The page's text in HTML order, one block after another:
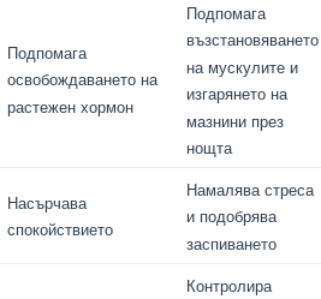
Подпомага
освобождаването на
растежен хормон
Подпомага
възстановяването
на мускулите и
изгарянето на
мазнини през
нощта
Насърчава
спокойствието
Намалява стреса
и подобрява
заспиването
Контролира